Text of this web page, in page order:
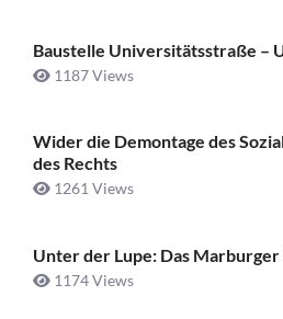
Baustelle Universitätsstraße ­–
1187 Views
Wider die Demontage des
des Rechts
1261 Views
Unter der Lupe: Das
1174 Views